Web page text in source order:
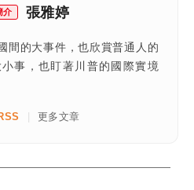
介 張雅婷
間的大事件，也欣賞普通人的
事，也盯著川普的國際實境
更多文章